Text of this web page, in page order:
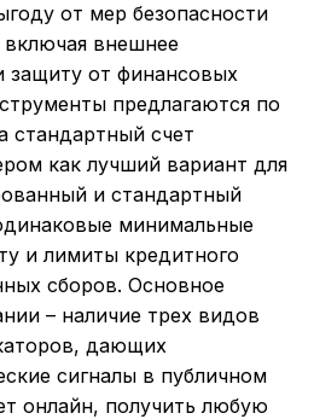
от мер безопасности
внешнее
защиту от финансовых
предлагаются по
стандартный счет
как лучший вариант для
и стандартный
минимальные
и лимиты кредитного
сборов. Основное
– наличие трех видов
дающих
сигналы в публичном
онлайн, получить любую